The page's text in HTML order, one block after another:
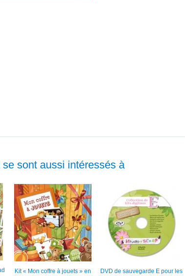
sont aussi intéressés à
Kit « Mon coffre à jouets » en DVD de sauvegarde E pour les